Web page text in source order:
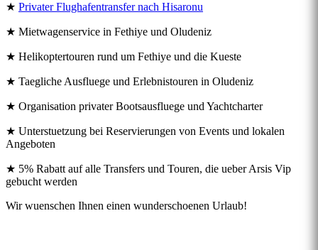
★ Privater Flughafentransfer nach Hisaronu
★ Mietwagenservice in Fethiye und Oludeniz
★ Helikoptertouren rund um Fethiye und die Kueste
★ Taegliche Ausfluege und Erlebnistouren in Oludeniz
★ Organisation privater Bootsausfluege und Yachtcharter
★ Unterstuetzung bei Reservierungen von Events und lokalen
Angeboten
★ 5% Rabatt auf alle Transfers und Touren, die ueber Arsis Vip
gebucht werden
Wir wuenschen Ihnen einen wunderschoenen Urlaub!